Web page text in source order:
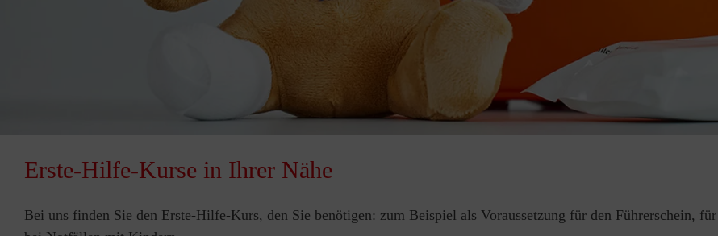
Erste-Hilfe-Kurse in Ihrer Nähe
Bei uns finden Sie den Erste-Hilfe-Kurs, den Sie benötigen: zum Beispiel als Voraussetzung für den Führerschein,